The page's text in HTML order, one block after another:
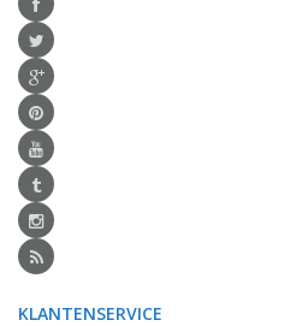
KLANTENSERVICE